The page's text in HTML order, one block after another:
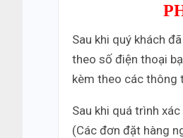
Sau khi quý khách
theo số điện thoại
kèm theo các thông
Sau khi quá trình
(Các đơn đặt hàng